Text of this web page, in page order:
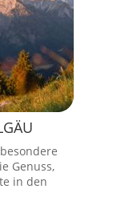
Genuss,
in den